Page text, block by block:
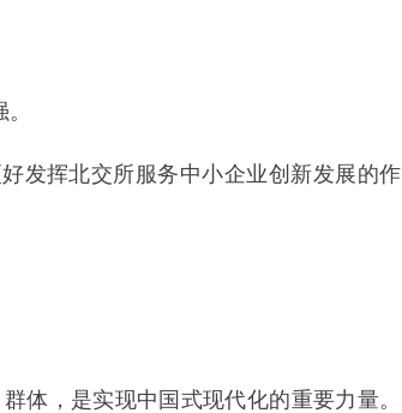
挥北交所服务中小企业创新发展的作
，是实现中国式现代化的重要力量。